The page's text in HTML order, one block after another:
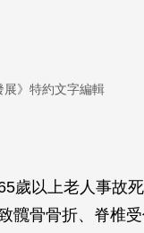
展》特約文字編輯
歲以上老人事故
髖骨骨折、脊椎